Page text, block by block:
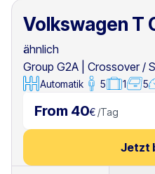
Volkswagen T
ähnlich
Group G2A
Crossover /
Automatik 5 1 5
From 40€ /Tag
Jetzt